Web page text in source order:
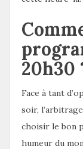
20h30
Face à tant
soir,
choisir le bon
humeur du